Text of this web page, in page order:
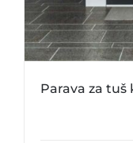
Parava za tuš